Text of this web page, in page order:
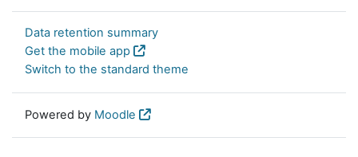
Data retention summary
Get the mobile app
Switch to the standard theme
Powered by Moodle